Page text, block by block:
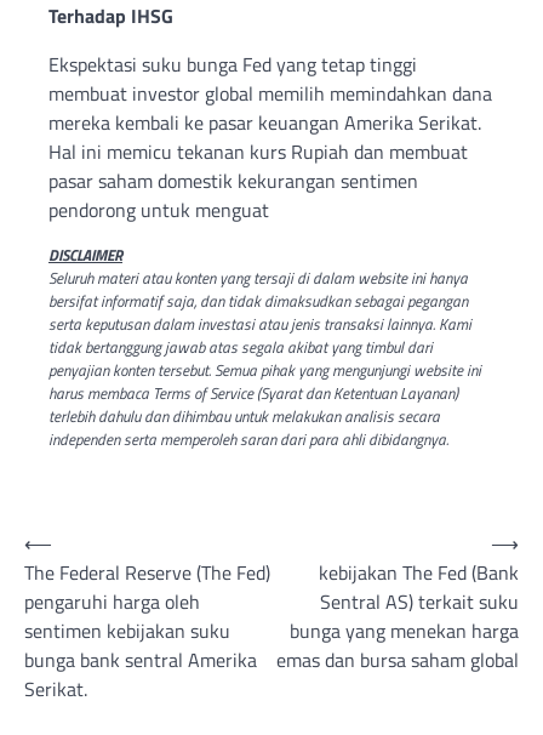
Terhadap IHSG
Ekspektasi suku bunga Fed yang tetap tinggi
membuat investor global memilih memindahkan dana
mereka kembali ke pasar keuangan Amerika Serikat.
Hal ini memicu tekanan kurs Rupiah dan membuat
pasar saham domestik kekurangan sentimen
pendorong untuk menguat
DISCLAIMER
Seluruh materi atau konten yang tersaji di dalam website ini hanya
bersifat informatif saja, dan tidak dimaksudkan sebagai pegangan
serta keputusan dalam investasi atau jenis transaksi lainnya. Kami
tidak bertanggung jawab atas segala akibat yang timbul dari
penyajian konten tersebut. Semua pihak yang mengunjungi website ini
harus membaca Terms of Service (Syarat dan Ketentuan Layanan)
terlebih dahulu dan dihimbau untuk melakukan analisis secara
independen serta memperoleh saran dari para ahli dibidangnya.
Post
navigation
⟵
The Federal Reserve (The Fed)
pengaruhi harga oleh
sentimen kebijakan suku
bunga bank sentral Amerika
Serikat.
kebijakan The Fed (Bank
Sentral AS) terkait suku
bunga yang menekan harga
emas dan bursa saham global
⟶